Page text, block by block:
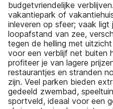
budgetvriendelijke
vakantiepark of
inleveren op sfeer; vaak
loopafstand van zee,
tegen de helling met
voor een verblijf net buiten
profiteer je van lagere
restaurantjes en stranden
zijn. Veel parken bieden
gedeeld zwembad,
sportveld, ideaal voor een